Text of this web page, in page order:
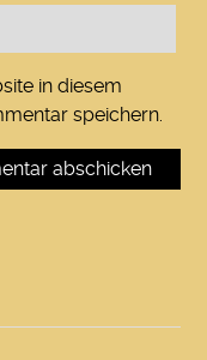
in diesem
speichern.